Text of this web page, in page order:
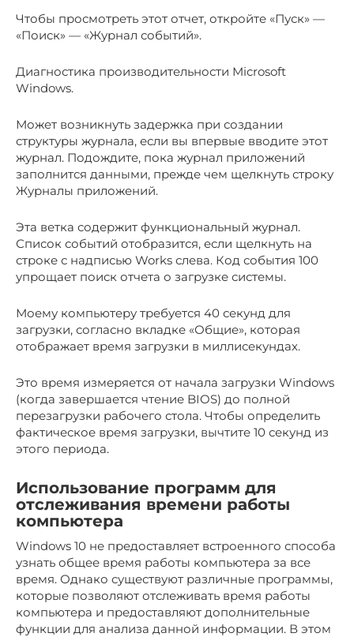
Чтобы просмотреть этот отчет, откройте «Пуск» —
«Поиск» — «Журнал событий».
Диагностика производительности Microsoft
Windows.
Может возникнуть задержка при создании
структуры журнала, если вы впервые вводите этот
журнал. Подождите, пока журнал приложений
заполнится данными, прежде чем щелкнуть строку
Журналы приложений.
Эта ветка содержит функциональный журнал.
Список событий отобразится, если щелкнуть на
строке с надписью Works слева. Код события 100
упрощает поиск отчета о загрузке системы.
Моему компьютеру требуется 40 секунд для
загрузки, согласно вкладке «Общие», которая
отображает время загрузки в миллисекундах.
Это время измеряется от начала загрузки Windows
(когда завершается чтение BIOS) до полной
перезагрузки рабочего стола. Чтобы определить
фактическое время загрузки, вычтите 10 секунд из
этого периода.
Использование программ для
отслеживания времени работы
компьютера
Windows 10 не предоставляет встроенного способа
узнать общее время работы компьютера за все
время. Однако существуют различные программы,
которые позволяют отслеживать время работы
компьютера и предоставляют дополнительные
функции для анализа данной информации. В этом